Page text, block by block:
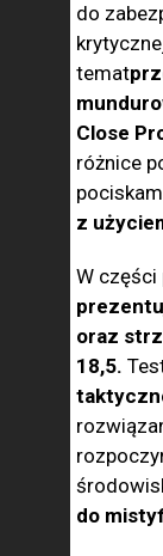
do
temat
Close
różnice
z
W części
oraz
18,5.
do